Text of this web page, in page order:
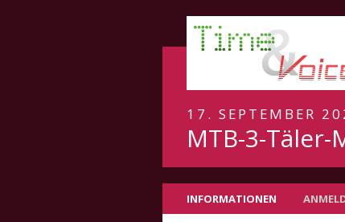
17. SEPTEMBER
MTB-3-
INFORMATIONEN